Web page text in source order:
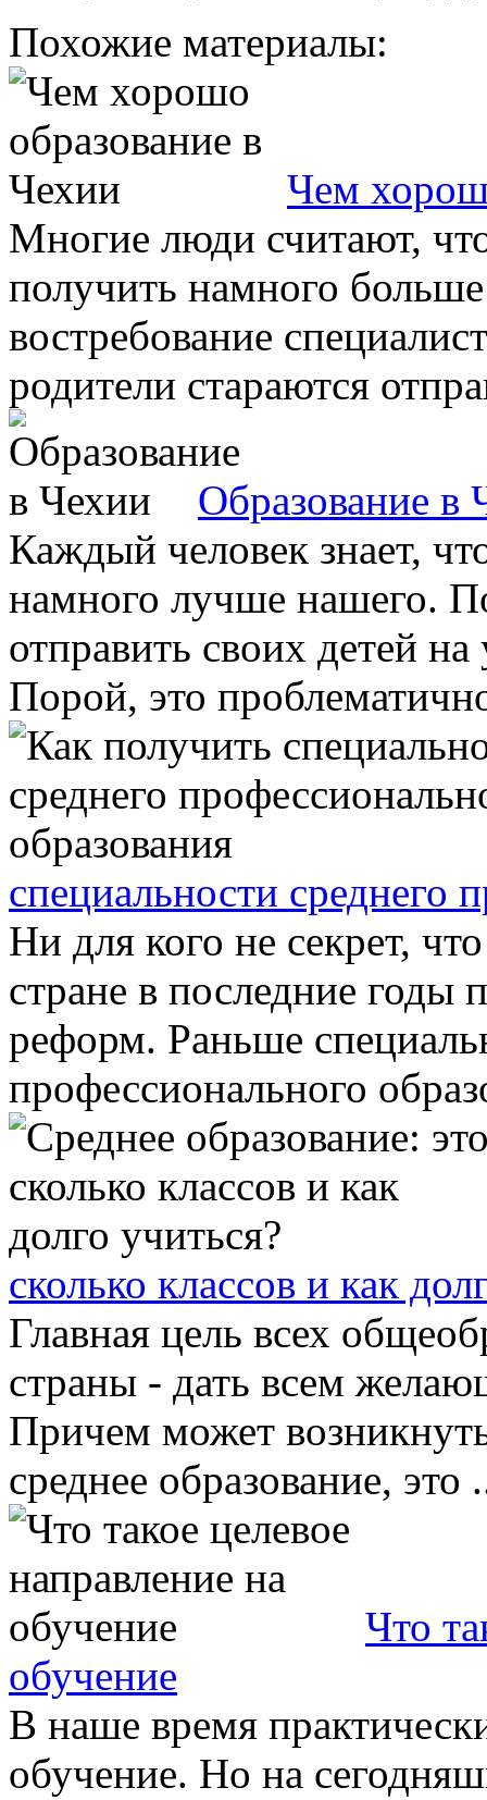
Похожие материалы:
Чем
Многие люди считают,
получить намного
востребование
родители стараются
Образование в
Каждый человек знает,
намного лучше нашего.
отправить своих детей
Порой, это
специальности среднего
Ни для кого не секрет,
стране в последние годы
реформ. Раньше
профессионального
сколько классов и как
Главная цель всех
страны - дать всем
Причем может
среднее образование, это
Что
обучение
В наше время
обучение. Но на